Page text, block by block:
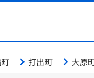
打出町 大原